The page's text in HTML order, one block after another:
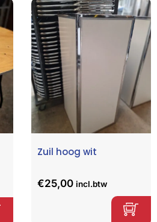
Zuil hoog wit
€25,00 incl.btw